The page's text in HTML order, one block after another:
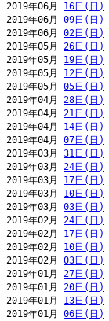
2019年06月 16日(日)
2019年06月 09日(日)
2019年06月 02日(日)
2019年05月 26日(日)
2019年05月 19日(日)
2019年05月 12日(日)
2019年05月 05日(日)
2019年04月 28日(日)
2019年04月 21日(日)
2019年04月 14日(日)
2019年04月 07日(日)
2019年03月 31日(日)
2019年03月 24日(日)
2019年03月 17日(日)
2019年03月 10日(日)
2019年03月 03日(日)
2019年02月 24日(日)
2019年02月 17日(日)
2019年02月 10日(日)
2019年02月 03日(日)
2019年01月 27日(日)
2019年01月 20日(日)
2019年01月 13日(日)
2019年01月 06日(日)